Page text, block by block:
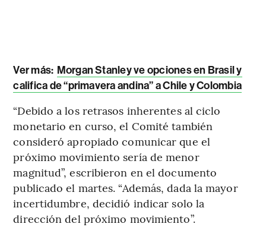
Ver más: Morgan Stanley ve opciones en Brasil y
califica de “primavera andina” a Chile y Colombia
“Debido a los retrasos inherentes al ciclo
monetario en curso, el Comité también
consideró apropiado comunicar que el
próximo movimiento sería de menor
magnitud”, escribieron en el documento
publicado el martes. “Además, dada la mayor
incertidumbre, decidió indicar solo la
dirección del próximo movimiento”.